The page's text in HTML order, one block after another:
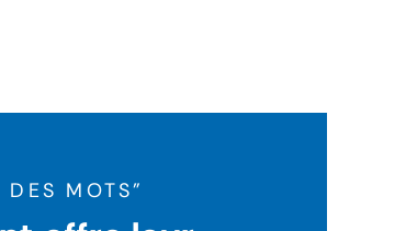
MOTS"